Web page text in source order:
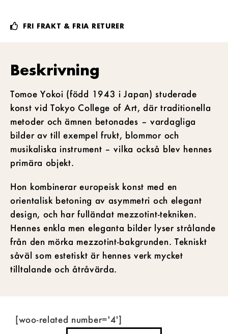
FRI FRAKT & FRIA RETURER
Beskrivning
Tomoe Yokoi (född 1943 i Japan) studerade
konst vid Tokyo College of Art, där traditionella
metoder och ämnen betonades – vardagliga
bilder av till exempel frukt, blommor och
musikaliska instrument – vilka också blev hennes
primära objekt.
Hon kombinerar europeisk konst med en
orientalisk betoning av asymmetri och elegant
design, och har fulländat mezzotint-tekniken.
Hennes enkla men eleganta bilder lyser strålande
från den mörka mezzotint-bakgrunden. Tekniskt
såväl som estetiskt är hennes verk mycket
tilltalande och åtråvärda.
[woo-related number='4']